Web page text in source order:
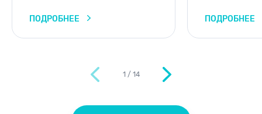
1/ 14
ПОДРОБНЕЕ ПОДРОБНЕЕ